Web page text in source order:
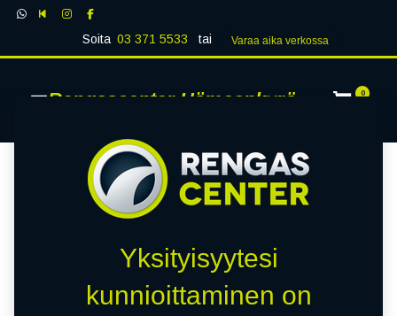
Soita 03 371 5533 tai Varaa aika verk​​​​ossa
Rengascenter Hämeenkyrö 0
Yksityisyytesi
kunnioittaminen on